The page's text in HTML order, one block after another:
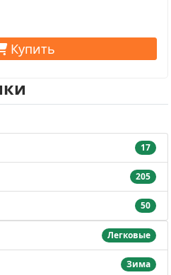
Купить
17
205
50
Легковые
Зима